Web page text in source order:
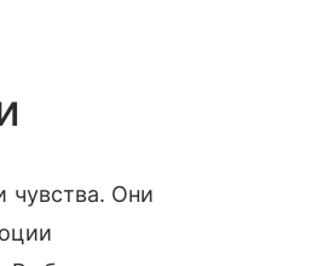
чувства. Они